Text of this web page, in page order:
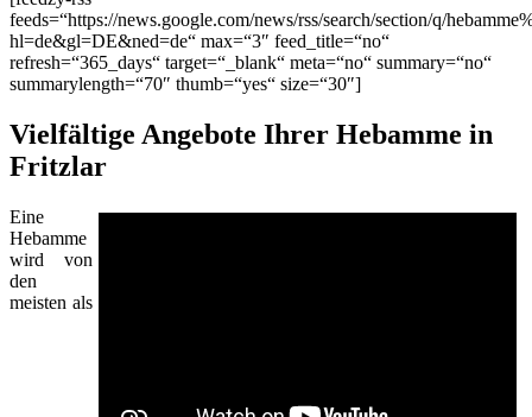
feeds=“https://news.google.com/news/rss/search/section/q/
hl=de&gl=DE&ned=de“ max=“3″ feed_title=“no“
refresh=“365_days“ target=“_blank“ meta=“no“ summary=“no“
summarylength=“70″ thumb=“yes“ size=“30″]
Vielfältige Angebote Ihrer Hebamme in
Fritzlar
Eine
Hebamme
wird von
den
meisten als